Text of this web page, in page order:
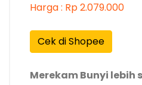
Harga : Rp 2.079.000
Cek di Shopee
Merekam Bunyi lebih